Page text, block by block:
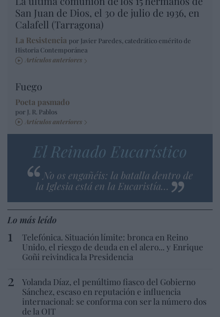
San Juan de Dios, el 30 de julio de 1936, en
Calafell (Tarragona)
La Resistencia por Javier Paredes, catedrático emérito de
Historia Contemporánea
Artículos anteriores
Fuego
Poeta pasmado
por J. R. Pablos
Artículos anteriores
El Reinado Eucarístico
No os engañéis: la batalla dentro de
la Iglesia está en la Eucaristía…
Lo más leído
Telefónica. Situación límite: bronca en Reino
Unido, el riesgo de deuda en el alero... y Enrique
Goñi reivindica la Presidencia
Yolanda Díaz, el penúltimo fiasco del Gobierno
Sánchez, escaso en reputación e influencia
internacional: se conforma con ser la número dos
de la OIT